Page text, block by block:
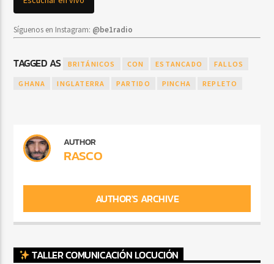
Síguenos en Instagram: @be1radio
TAGGED AS BRITÁNICOS CON ESTANCADO FALLOS
GHANA INGLATERRA PARTIDO PINCHA REPLETO
AUTHOR
RASCO
AUTHOR'S ARCHIVE
TALLER COMUNICACIÓN LOCUCIÓN